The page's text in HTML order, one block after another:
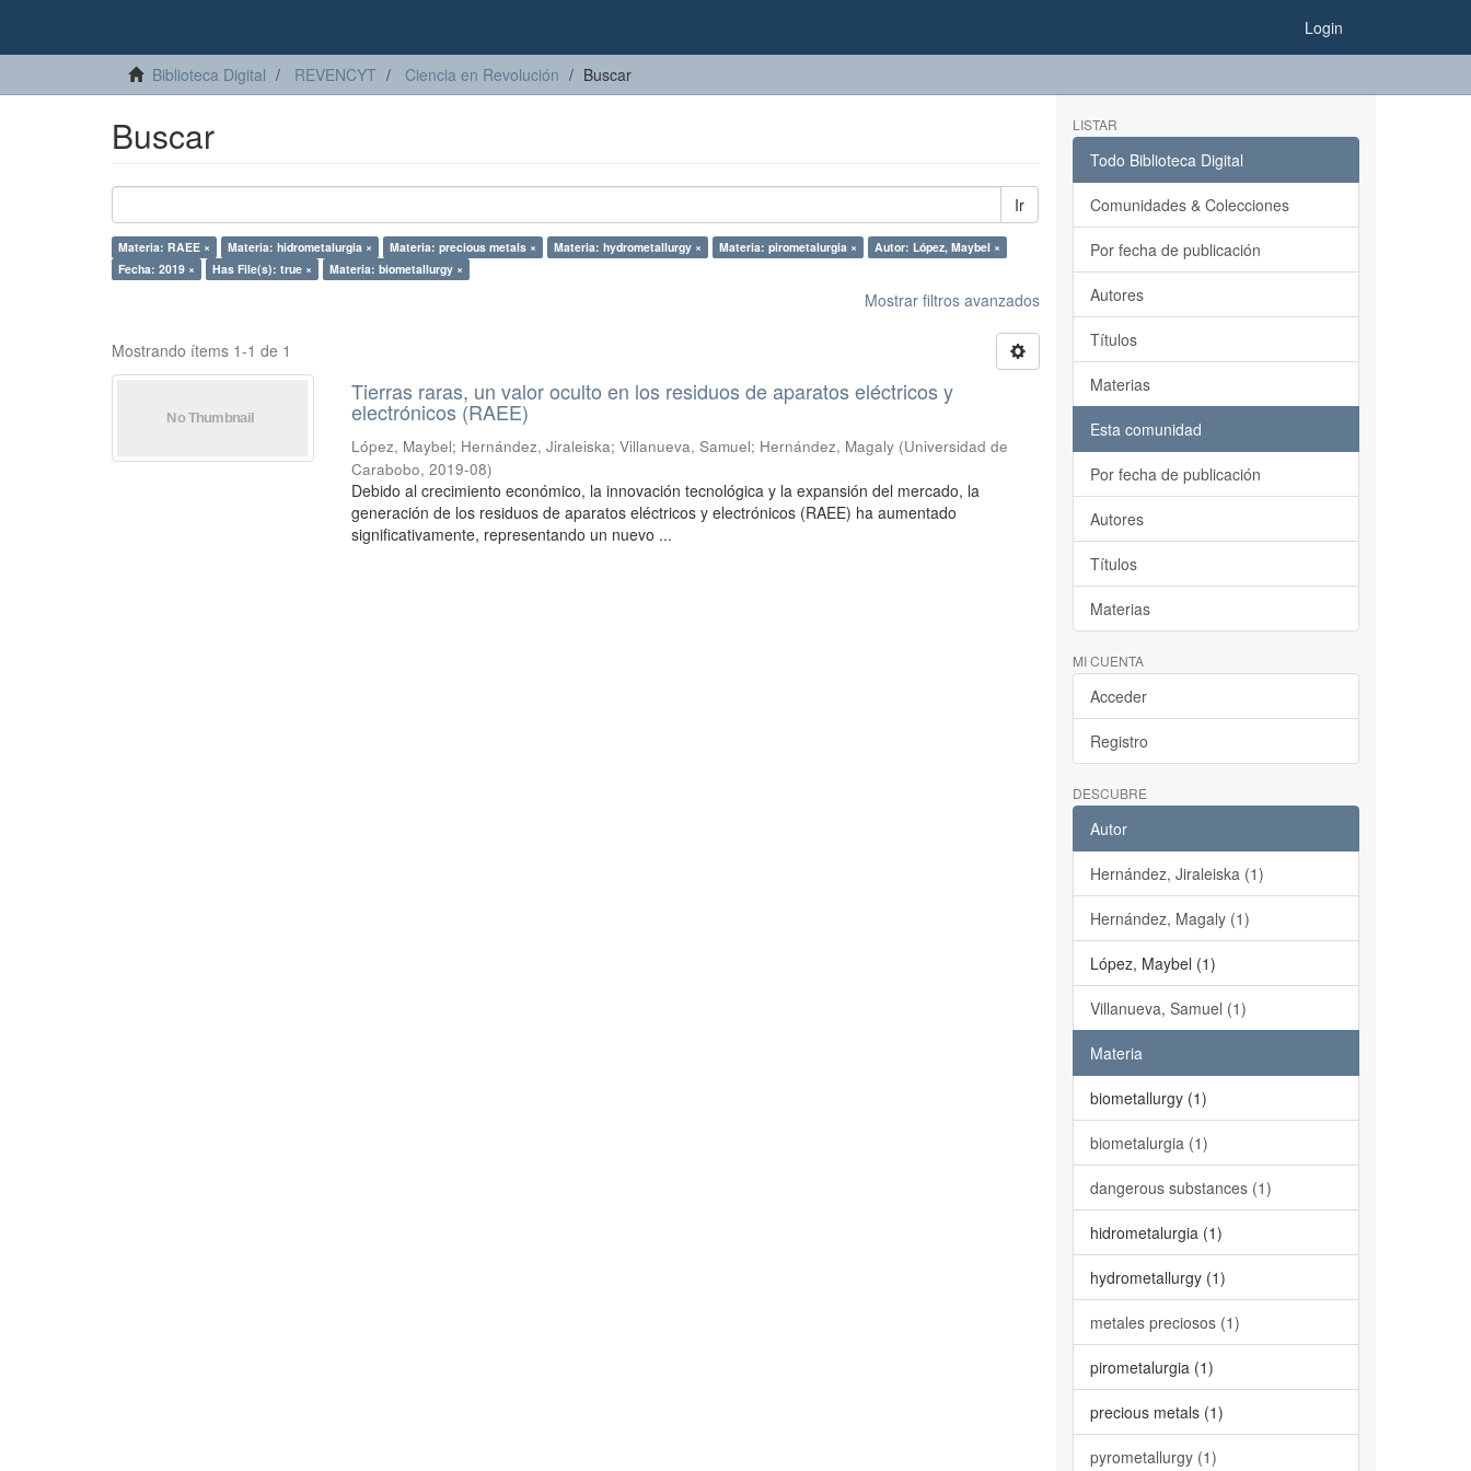
Login
Biblioteca Digital REVENCYT Ciencia en Revolución Buscar
Buscar
Ir
Materia: RAEE × Materia: hidrometalurgia × Materia: precious metals × Materia: hydrometallurgy × Materia: pirometalurgia ×
Autor: López, Maybel ×
Fecha: 2019 ×
Has File(s): true × Materia: biometallurgy ×
Mostrar filtros avanzados
Mostrando ítems 1-1 de 1
Tierras raras, un valor oculto en los residuos de aparatos eléctricos y
electrónicos (RAEE)
López, Maybel; Hernández, Jiraleiska;Villanueva, Samuel; Hernández, Magaly (Universidad de
Carabobo,2019-08)
Debido al crecimiento económico, la innovación tecnológica y la expansión del mercado, la
generación de los residuos de aparatos eléctricos y electrónicos (RAEE) ha aumentado
significativamente, representando un nuevo ...
LISTAR
Todo Biblioteca Digital
Comunidades & Colecciones
Por fecha de publicación
Autores
Títulos
Materias
Esta comunidad
Por fecha de publicación
Autores
Títulos
Materias
MI CUENTA
Acceder
Registro
DESCUBRE
Autor
Hernández, Jiraleiska (1)
Hernández, Magaly (1)
López, Maybel (1)
Villanueva, Samuel (1)
Materia
biometallurgy (1)
biometalurgia (1)
dangerous substances (1)
hidrometalurgia (1)
hydrometallurgy (1)
metales preciosos (1)
pirometalurgia (1)
precious metals (1)
pyrometallurgy (1)